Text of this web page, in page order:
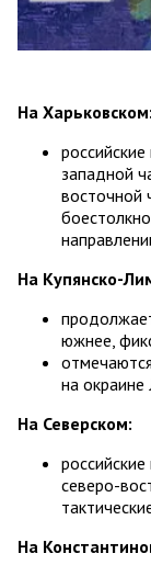
На Харьковском:
западной
восточной
На Купянско-
южнее,
на окраине
На Северском:
северо-
На